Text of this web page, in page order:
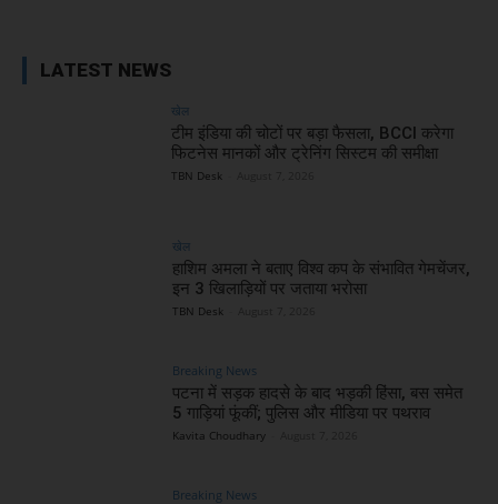
LATEST NEWS
खेल
टीम इंडिया की चोटों पर बड़ा फैसला, BCCI करेगा
फिटनेस मानकों और ट्रेनिंग सिस्टम की समीक्षा
TBN Desk
खेल
हाशिम अमला ने बताए विश्व कप के संभावित गेमचेंजर,
इन 3 खिलाड़ियों पर जताया भरोसा
TBN Desk
Breaking News
पटना में सड़क हादसे के बाद भड़की हिंसा, बस समेत
5 गाड़ियां फूंकीं; पुलिस और मीडिया पर पथराव
Kavita Choudhary
Breaking News